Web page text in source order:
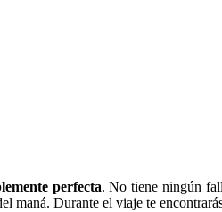
perfecta. No tiene ningún
maná. Durante el viaje te